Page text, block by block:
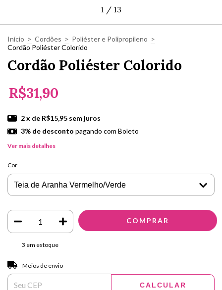
1 / 13
Início > Cordões > Poliéster e Polipropileno >
Cordão Poliéster Colorido
Cordão Poliéster Colorido
R$31,90
2x de R$15,95 sem juros
3% de desconto pagando com Boleto
Ver mais detalhes
Cor
3 em estoque
Entregas para o CEP:
Meios de envio
CALCULAR